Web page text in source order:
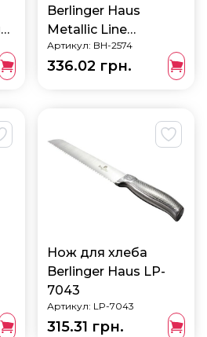
Berlinger Haus
Metallic Line
BURGUNDY Edition
BH-2574
Артикул: BH-2574
336.02 грн.
Нож для хлеба
Berlinger Haus LP-
7043
Артикул: LP-7043
315.31 грн.